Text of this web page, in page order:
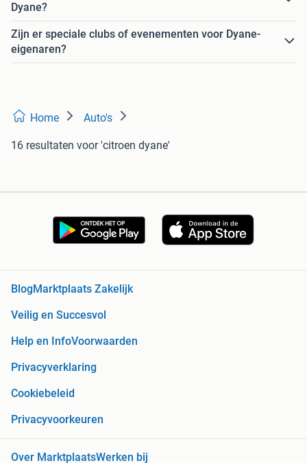
Dyane?
Zijn er speciale clubs of evenementen voor Dyane-
eigenaren?
Home Auto's
16 resultaten voor 'citroen dyane'
BlogMarktplaats Zakelijk
Veilig en Succesvol
Help en InfoVoorwaarden
Privacyverklaring
Cookiebeleid
Privacyvoorkeuren
Over MarktplaatsWerken bij